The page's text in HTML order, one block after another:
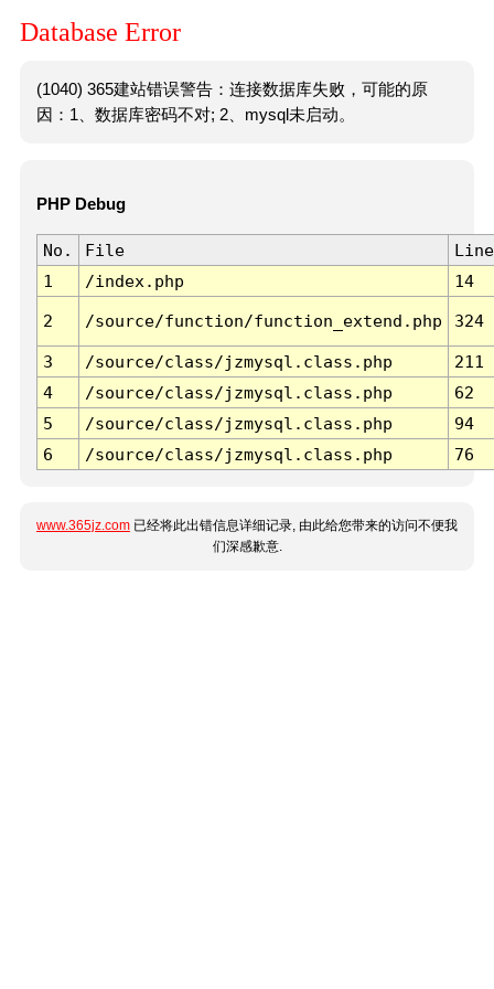
Database Error
(1040) 365建站错误警告：连接数据库失败，可能的原
因：1、数据库密码不对; 2、mysql未启动。
PHP Debug
No. File
Line
1
/index.php 14
2 /source/function/function_extend.php 324
3 /source/class/jzmysql.class.php
211
4
/source/class/jzmysql.class.php
62
5
/source/class/jzmysql.class.php
94
6
/source/class/jzmysql.class.php 76
www.365jz.com 已经将此出错信息详细记录, 由此给您带来的访问不便我
们深感歉意.